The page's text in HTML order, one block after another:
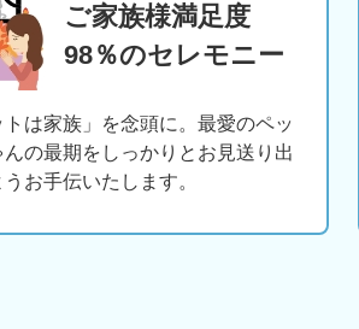
ご家族様満足度
98％のセレモニー
トは家族」を念頭に。最愛のペッ
んの最期をしっかりとお見送り出
お手伝いたします。